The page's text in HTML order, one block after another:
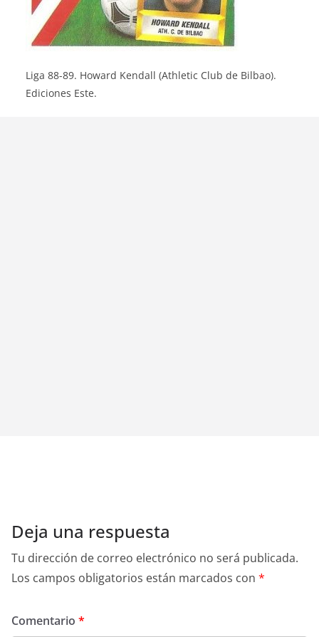
Liga 88-89. Howard Kendall (Athletic Club de Bilbao).
Ediciones Este.
Deja una respuesta
Tu dirección de correo electrónico no será publicada.
Los campos obligatorios están marcados con *
Comentario *